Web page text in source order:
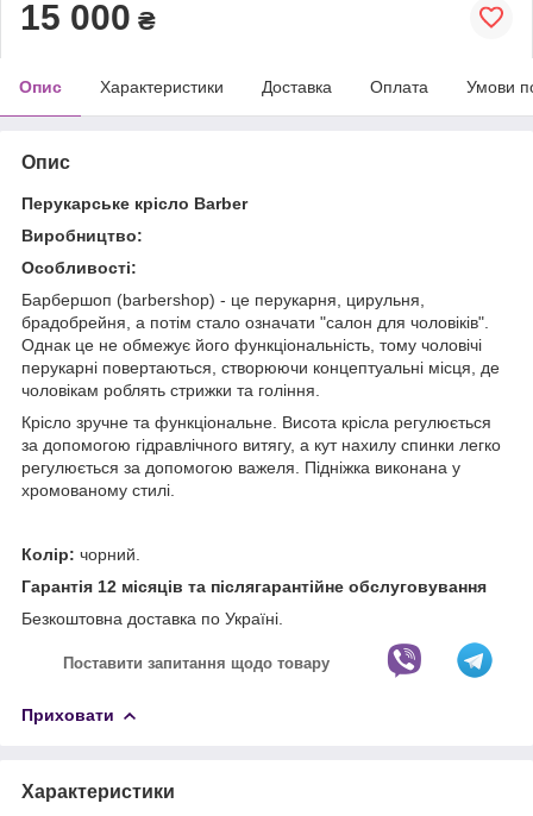
15 000 ₴
Опис Характеристики Доставка Оплата Умови
Опис
Перукарське крісло Barber
Виробництво:
Особливості:
Барбершоп (barbershop) - це перукарня, цирульня,
брадобрейня, а потім стало означати "салон для чоловіків".
Однак це не обмежує його функціональність, тому чоловічі
перукарні повертаються, створюючи концептуальні місця, де
чоловікам роблять стрижки та гоління.
Крісло зручне та функціональне. Висота крісла регулюється
за допомогою гідравлічного витягу, а кут нахилу спинки легко
регулюється за допомогою важеля. Підніжка виконана у
хромованому стилі.
Колір: чорний.
Гарантія 12 місяців та післягарантійне обслуговування
Безкоштовна доставка по Україні.
Поставити запитання щодо товару
Приховати
Характеристики